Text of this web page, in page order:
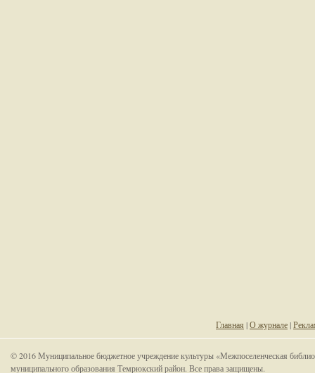
Главная |О журнале|
© 2016 Муниципальное бюджетное учреждение культуры «Межпоселенческая
муниципального образования Темрюкский район. Все права защищены.